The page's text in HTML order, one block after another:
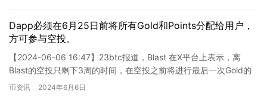
Dapp必须在6月25日前将所有Gold和Points分配给用户，
方可参与空投。
【2024-06-06 16:47】23btc报道，Blast 在X平台上表示，离
Blast的空投只剩下3周的时间，在空投之前将进行最后一次Gold的
分配。Dapp必须在北京时间6…
币资讯 2024年6月6日